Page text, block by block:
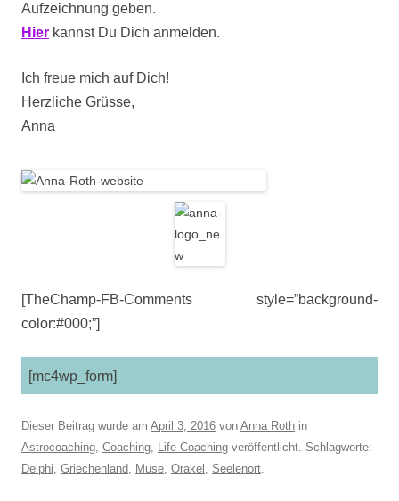
Aufzeichnung geben.
Hier kannst Du Dich anmelden.
Ich freue mich auf Dich!
Herzliche Grüsse,
Anna
[TheChamp-FB-Comments style=”background-
color:#000;”]
[mc4wp_form]
Dieser Beitrag wurde am April 3, 2016 von Anna Roth in
Astrocoaching, Coaching, Life Coaching veröffentlicht. Schlagworte:
Delphi, Griechenland, Muse, Orakel , Seelenort.